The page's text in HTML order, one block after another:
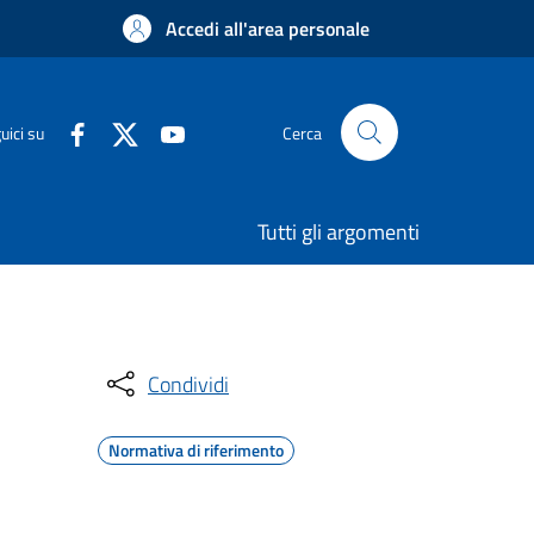
Accedi all'area personale
su Cerca
Tutti gli argomenti
Condividi
Normativa di riferimento